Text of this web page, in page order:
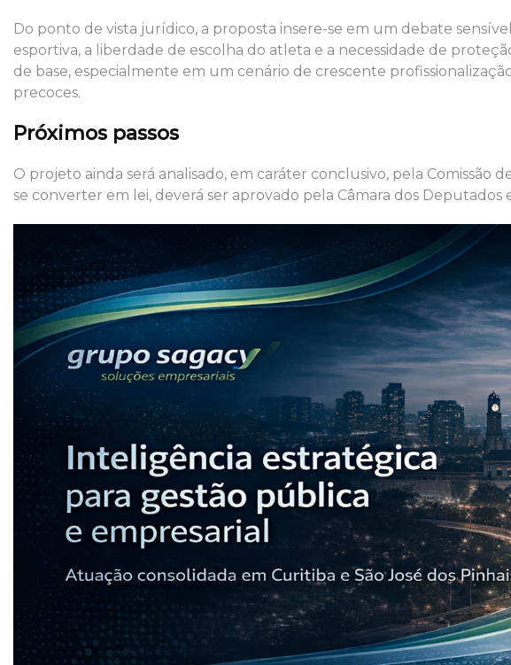
Do ponto de vista jurídico, a proposta insere-se em um debate
esportiva, a liberdade de escolha do atleta e a necessidade de
de base, especialmente em um cenário de crescente
precoces.
Próximos passos
O projeto ainda será analisado, em caráter conclusivo, pela Comissão
se converter em lei, deverá ser aprovado pela Câmara dos